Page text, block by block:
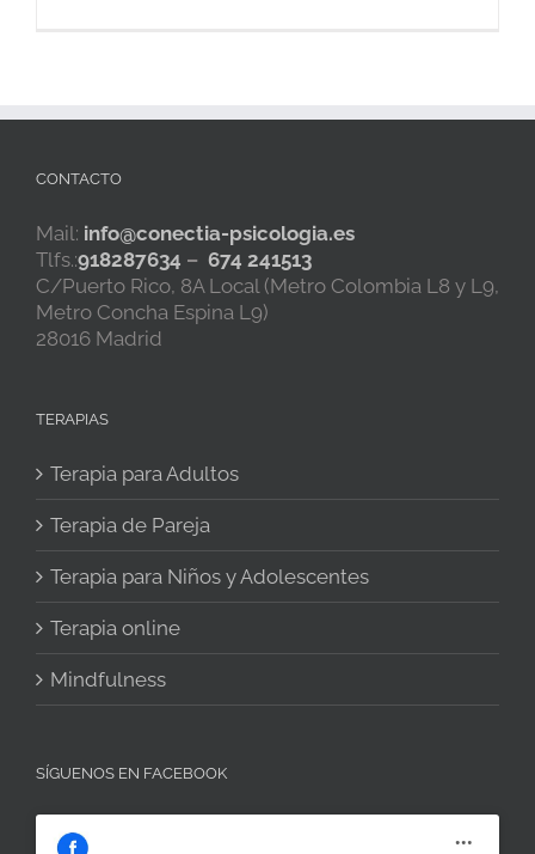
CONTACTO
Mail: info@conectia-psicologia.es
Tlfs.:918287634 – 674 241513
C/Puerto Rico, 8A Local (Metro Colombia L8 y L9,
Metro Concha Espina L9)
28016 Madrid
TERAPIAS
Terapia para Adultos
Terapia de Pareja
Terapia para Niños y Adolescentes
Terapia online
Mindfulness
SÍGUENOS EN FACEBOOK